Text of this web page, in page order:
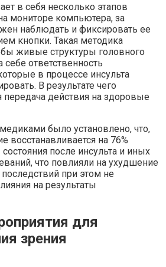
в себя несколько этапов
мониторе компьютера, за
наблюдать и фиксировать ее
кнопки. Такая методика
живые структуры головного
себе ответственность
в процессе инсульта
В результате чего
передача действия на здоровые
было установлено, что,
восстанавливается на 76%
после инсульта и иных
что повлияли на ухудшение
при этом не
на результаты
для
зрения